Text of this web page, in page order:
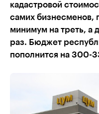
кадастровой
самих бизнесменов,
минимум на треть, а
раз. Бюджет
пополнится на 300-